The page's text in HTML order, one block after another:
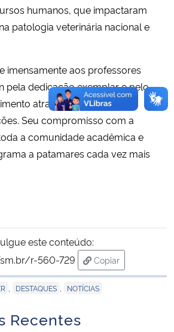
humanos, que impactaram
patologia veterinária nacional e
imensamente aos professores
pela dedicação exemplar e pelo
através das menções
Seu compromisso com a
a comunidade acadêmica e
a patamares cada vez mais
este conteúdo:
r-560-729
Copiar
para área de
DESTAQUES NOTÍCIAS
Recentes